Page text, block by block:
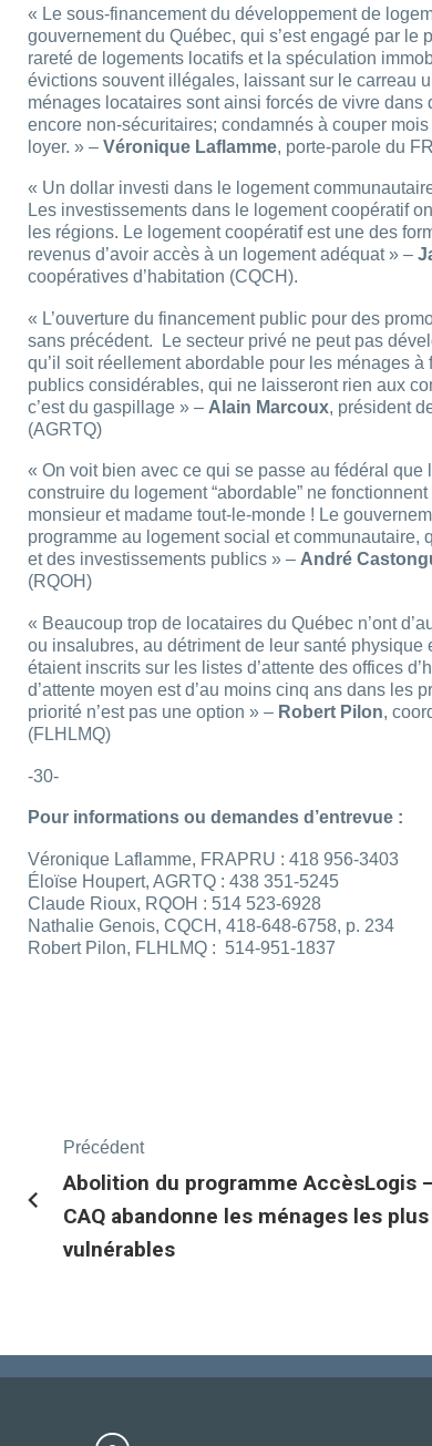
« Le sous-financement du développement de
gouvernement du Québec, qui s’est engagé par
rareté de logements locatifs et la spéculation
évictions souvent illégales, laissant sur le carreau
ménages locataires sont ainsi forcés de vivre
encore non-sécuritaires; condamnés à couper
loyer. » – Véronique Laflamme, porte-parole du
« Un dollar investi dans le logement
Les investissements dans le logement coopératif
les régions. Le logement coopératif est une des
revenus d’avoir accès à un logement adéquat » –
coopératives d’habitation (CQCH).
« L’ouverture du financement public pour des
sans précédent. Le secteur privé ne peut pas
qu’il soit réellement abordable pour les ménages
publics considérables, qui ne laisseront rien aux
c’est du gaspillage » – Alain Marcoux, président
(AGRTQ)
« On voit bien avec ce qui se passe au fédéral
construire du logement “abordable” ne
monsieur et madame tout-le-monde ! Le
programme au logement social et communautaire,
et des investissements publics » – André
(RQOH)
« Beaucoup trop de locataires du Québec n’ont
ou insalubres, au détriment de leur santé
étaient inscrits sur les listes d’attente des offices
d’attente moyen est d’au moins cinq ans dans
priorité n’est pas une option » – Robert Pilon,
(FLHLMQ)
-30-
Pour informations ou demandes d’entrevue :
Véronique Laflamme, FRAPRU : 418 956-3403
Éloïse Houpert, AGRTQ : 438 351-5245
Claude Rioux, RQOH : 514 523-6928
Nathalie Genois, CQCH, 418-648-6758, p. 234
Robert Pilon, FLHLMQ : 514-951-1837
Précédent
Abolition du programme AccèsLogis
CAQ abandonne les ménages les plus
vulnérables